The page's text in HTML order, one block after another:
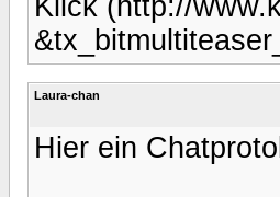
Laura-chan
Hier ein